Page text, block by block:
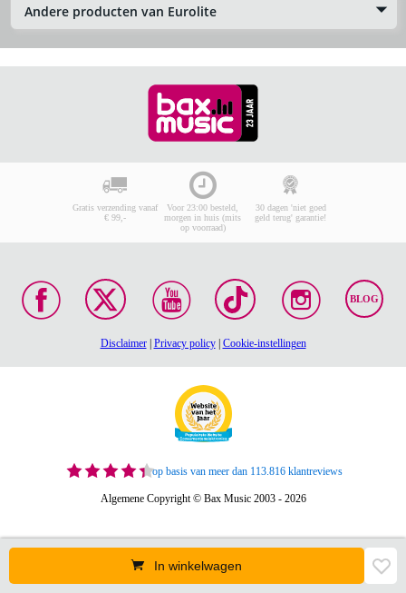
Andere producten van Eurolite
In winkelwagen
Gratis verzending vanaf
€ 99,-
Voor 23:00 besteld,
morgen in huis (mits
op voorraad)
30 dagen 'niet goed
geld terug' garantie!
BLOG
Disclaimer| Privacy policy| Cookie-instellingen
op basis van meer dan 113.816 klantreviews
Algemene Copyright © Bax Music 2003 - 2026